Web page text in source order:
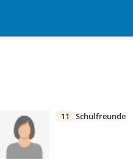
11 Schulfreunde